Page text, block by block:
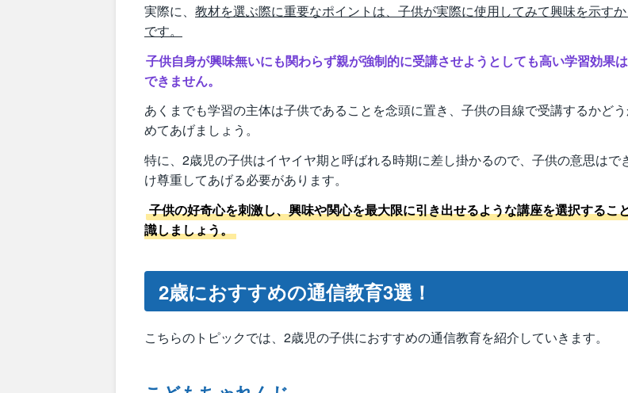
実際に、 教材を選ぶ際に重要なポイントは、子供が実際に使用してみて興味を示す
です。
子供自身が興味無いにも関わらず親が強制的に受講させようとしても高い学習効果
できません。
あくまでも学習の主体は子供であることを念頭に置き、子供の目線で受講するかど
めてあげましょう。
特に、2歳児の子供はイヤイヤ期と呼ばれる時期に差し掛かるので、子供の意思はで
け尊重してあげる必要があります。
子供の好奇心を刺激し、興味や関心を最大限に引き出せるような講座を選択するこ
識しましょう。
2歳におすすめの通信教育3選！
こちらのトピックでは、2歳児の子供におすすめの通信教育を紹介していきます。